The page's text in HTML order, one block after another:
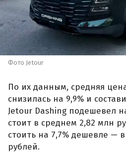
Фото Jetour
По их данным, средняя
снизилась на 9,9% и
Jetour Dashing подешевел
стоит в среднем 2,82 млн
стоить на 7,7% дешевле —
рублей.